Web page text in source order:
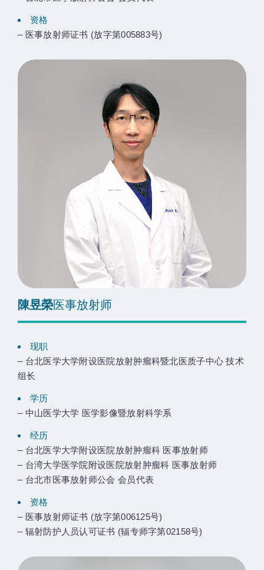
资格
– 医事放射师证书 (放字第005883号)
陳昱榮医事放射师
现职
– 台北医学大学附设医院放射肿瘤科暨北医质子中心 技术
组长
学历
– 中山医学大学 医学影像暨放射科学系
经历
– 台北医学大学附设医院放射肿瘤科 医事放射师
– 台湾大学医学院附设医院放射肿瘤科 医事放射师
– 台北市医事放射师公会 会员代表
资格
– 医事放射师证书 (放字第006125号)
– 辐射防护人员认可证书 (辐专师字第02158号)